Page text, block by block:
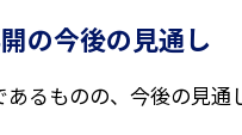
の今後の見通し
るものの、今後の見